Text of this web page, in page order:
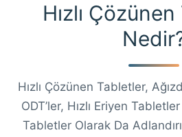
Hızlı
Hızlı Çözünen Tabletler,
ODT’ler, Hızlı Eriyen
Tabletler Olarak Da